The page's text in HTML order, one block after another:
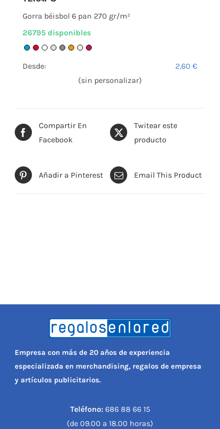
Compartir En
Facebook
Twitear este
producto
Añadir a Pinterest Email This Product
Gorra béisbol 6 pan 270 gr/m²
26795 disponibles
Desde: 2,60€
(sin personalizar)
Empresa con más de 20 años de experiencia
especializada en merchandising, regalos de empresa
y artículos publicitarios.
Teléfono:686 88 66 15
(de 09.00 a 18.00 horas)